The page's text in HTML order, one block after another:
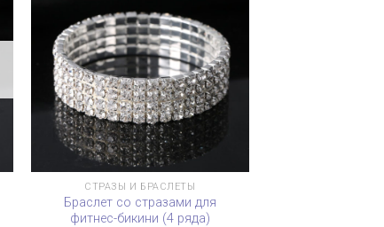
СТРАЗЫ И БРАСЛЕТЫ
Браслет со стразами для
фитнес-бикини (4 ряда)